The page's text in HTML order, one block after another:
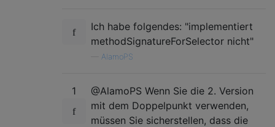
Ich habe folgendes: "implementiert
methodSignatureForSelector nicht"
AlamoPS
1
@AlamoPS Wenn Sie die 2. Version
mit dem Doppelpunkt verwenden,
müssen Sie sicherstellen, dass die